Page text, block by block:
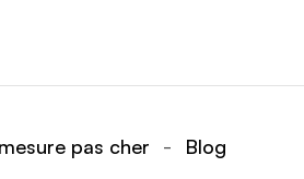
pas cher - Blog